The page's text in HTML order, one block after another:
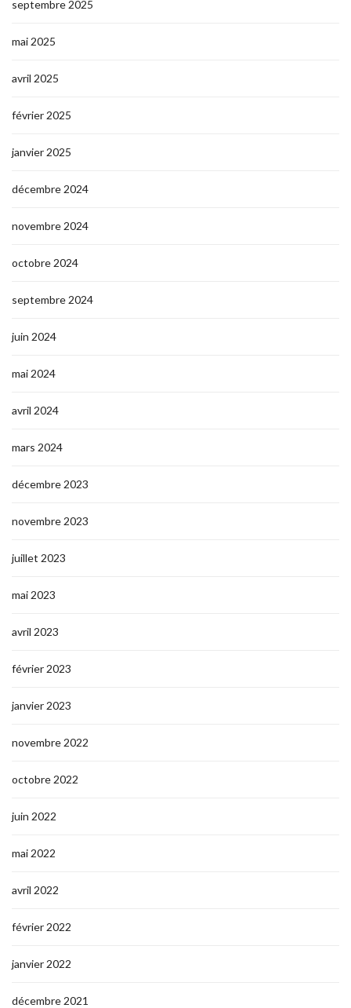
septembre 2025
mai 2025
avril 2025
février 2025
janvier 2025
décembre 2024
novembre 2024
octobre 2024
septembre 2024
juin 2024
mai 2024
avril 2024
mars 2024
décembre 2023
novembre 2023
juillet 2023
mai 2023
avril 2023
février 2023
janvier 2023
novembre 2022
octobre 2022
juin 2022
mai 2022
avril 2022
février 2022
janvier 2022
décembre 2021